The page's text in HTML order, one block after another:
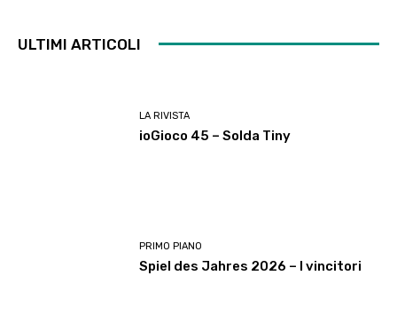
ULTIMI ARTICOLI
LA RIVISTA
ioGioco 45 – Solda Tiny
PRIMO PIANO
Spiel des Jahres 2026 – I vincitori